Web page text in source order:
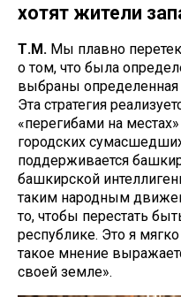
хотят жители
Т.М. Мы плавно
о том, что была
выбраны определенная
Эта стратегия
«перегибами на
городских
поддерживается
башкирской
таким народным
то, чтобы перестать
республике. Это я
такое мнение
своей земле».